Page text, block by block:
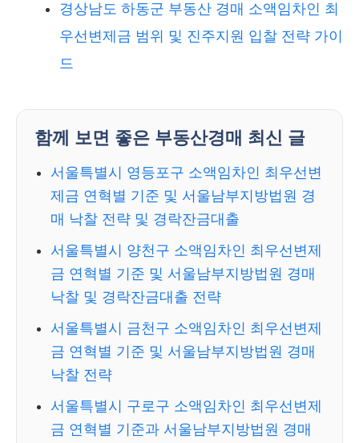
경상남도 하동군 부동산 경매 소액임차인 최
우선변제금 범위 및 진주지원 입찰 전략 가이
드
함께 보면 좋은 부동산경매 최신 글
서울특별시 영등포구 소액임차인 최우선변
제금 연혁별 기준 및 서울남부지방법원 경
매 낙찰 전략 및 경락잔금대출
서울특별시 양천구 소액임차인 최우선변제
금 연혁별 기준 및 서울남부지방법원 경매
낙찰 및 경락잔금대출 전략
서울특별시 금천구 소액임차인 최우선변제
금 연혁별 기준 및 서울남부지방법원 경매
낙찰 전략
서울특별시 구로구 소액임차인 최우선변제
금 연혁별 기준과 서울남부지방법원 경매